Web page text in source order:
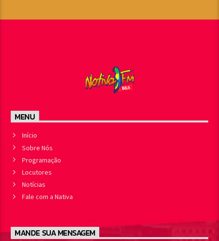
MENU
Início
Sobre Nós
Programação
Locutores
Notícias
Fale com a Nativa
MANDE SUA MENSAGEM